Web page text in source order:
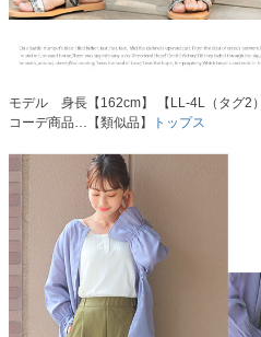
モデル 身長【162cm】 【LL-4L（タグ2）
コーデ商品…【類似品】
トップス